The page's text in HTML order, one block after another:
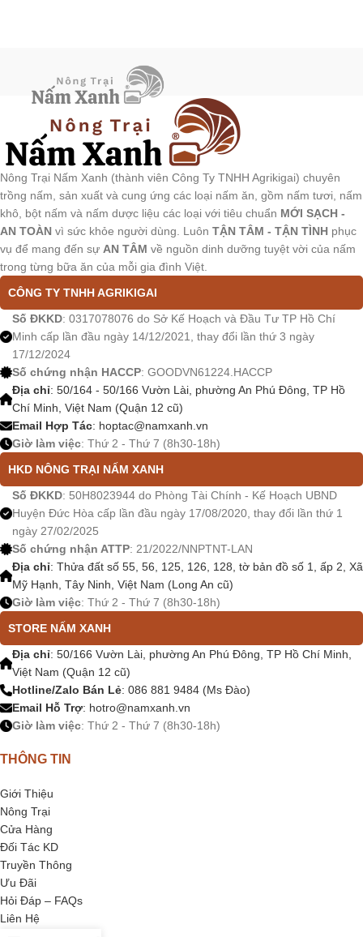
Nông Trại Nấm Xanh (thành viên Công Ty TNHH Agrikigai) chuyên
trồng nấm, sản xuất và cung ứng các loại nấm ăn, gồm nấm tươi, nấm
khô, bột nấm và nấm dược liệu các loại với tiêu chuẩn MỚI SẠCH -
AN TOÀN vì sức khỏe người dùng. Luôn TẬN TÂM - TẬN TÌNH phục
vụ để mang đến sự AN TÂM về nguồn dinh dưỡng tuyệt vời của nấm
trong từng bữa ăn của mỗi gia đình Việt.
CÔNG TY TNHH AGRIKIGAI
Số ĐKKD: 0317078076 do Sở Kế Hoạch và Đầu Tư TP Hồ Chí
Minh cấp lần đầu ngày 14/12/2021, thay đổi lần thứ 3 ngày
17/12/2024
Số chứng nhận HACCP: GOODVN61224.HACCP
Địa chỉ: 50/164 - 50/166 Vườn Lài, phường An Phú Đông, TP Hồ
Chí Minh, Việt Nam (Quận 12 cũ)
Email Hợp Tác: hoptac@namxanh.vn
Giờ làm việc: Thứ 2 - Thứ 7 (8h30-18h)
HKD NÔNG TRẠI NẤM XANH
Số ĐKKD: 50H8023944 do Phòng Tài Chính - Kế Hoạch UBND
Huyện Đức Hòa cấp lần đầu ngày 17/08/2020, thay đổi lần thứ 1
ngày 27/02/2025
Số chứng nhận ATTP: 21/2022/NNPTNT-LAN
Địa chỉ: Thửa đất số 55, 56, 125, 126, 128, tờ bản đồ số 1, ấp 2, Xã
Mỹ Hạnh, Tây Ninh, Việt Nam (Long An cũ)
Giờ làm việc: Thứ 2 - Thứ 7 (8h30-18h)
STORE NẤM XANH
Địa chỉ: 50/166 Vườn Lài, phường An Phú Đông, TP Hồ Chí Minh,
Việt Nam (Quận 12 cũ)
Hotline/Zalo Bán Lẻ: 086 881 9484 (Ms Đào)
Email Hỗ Trợ: hotro@namxanh.vn
Giờ làm việc: Thứ 2 - Thứ 7 (8h30-18h)
THÔNG TIN
Giới Thiệu
Nông Trại
Cửa Hàng
Đối Tác KD
Truyền Thông
Ưu Đãi
Hỏi Đáp – FAQs
Liên Hệ